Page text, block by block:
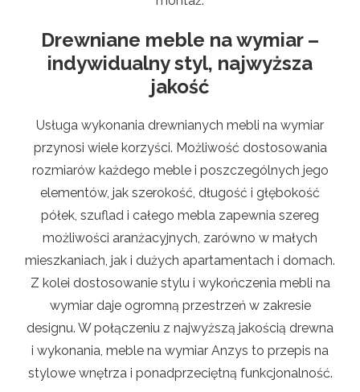
Drewniane meble na wymiar –
indywidualny styl, najwyższa
jakość
Usługa wykonania drewnianych mebli na wymiar
przynosi wiele korzyści. Możliwość dostosowania
rozmiarów każdego meble i poszczególnych jego
elementów, jak szerokość, długość i głębokość
półek, szuflad i całego mebla zapewnia szereg
możliwości aranżacyjnych, zarówno w małych
mieszkaniach, jak i dużych apartamentach i domach.
Z kolei dostosowanie stylu i wykończenia mebli na
wymiar daje ogromną przestrzeń w zakresie
designu. W połączeniu z najwyższą jakością drewna
i wykonania, meble na wymiar Anzys to przepis na
stylowe wnętrza i ponadprzeciętną funkcjonalność.